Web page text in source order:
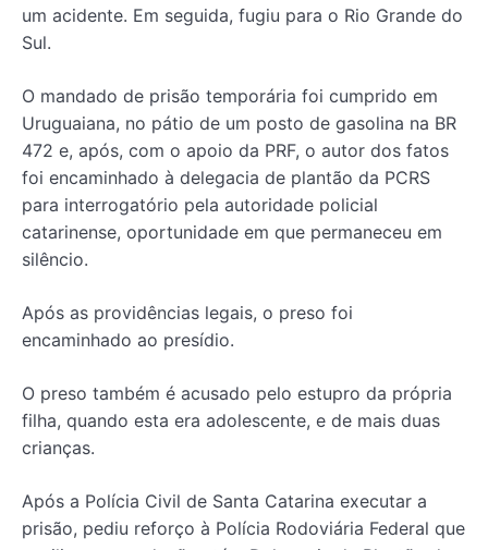
um acidente. Em seguida, fugiu para o Rio Grande do
Sul.
O mandado de prisão temporária foi cumprido em
Uruguaiana, no pátio de um posto de gasolina na BR
472 e, após, com o apoio da PRF, o autor dos fatos
foi encaminhado à delegacia de plantão da PCRS
para interrogatório pela autoridade policial
catarinense, oportunidade em que permaneceu em
silêncio.
Após as providências legais, o preso foi
encaminhado ao presídio.
O preso também é acusado pelo estupro da própria
filha, quando esta era adolescente, e de mais duas
crianças.
Após a Polícia Civil de Santa Catarina executar a
prisão, pediu reforço à Polícia Rodoviária Federal que